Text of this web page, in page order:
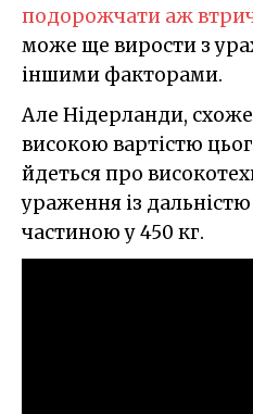
подорожчати аж
може ще вирости з
іншими факторами.
Але Нідерланди,
високою вартістю
йдеться про
ураження із
частиною у 450 кг.